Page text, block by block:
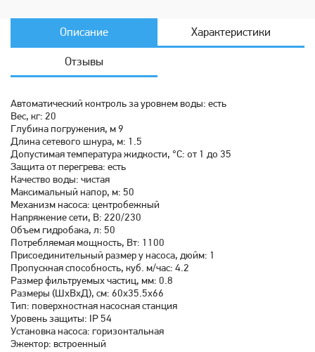
Описание Характеристики
Отзывы
Автоматический контроль за уровнем воды: есть
Вес, кг: 20
Глубина погружения, м 9
Длина сетевого шнура, м: 1.5
Допустимая температура жидкости, °C: от 1 до 35
Защита от перегрева: есть
Качество воды: чистая
Максимальный напор, м: 50
Механизм насоса: центробежный
Напряжение сети, В: 220/230
Объем гидробака, л: 50
Потребляемая мощность, Вт: 1100
Присоединительный размер у насоса, дюйм: 1
Пропускная способность, куб. м/час: 4.2
Размер фильтруемых частиц, мм: 0.8
Размеры (ШхВхД), см: 60х35.5х66
Тип: поверхностная насосная станция
Уровень защиты: IP 54
Установка насоса: горизонтальная
Эжектор: встроенный